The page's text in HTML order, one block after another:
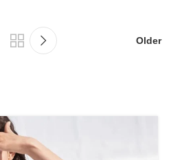
Older